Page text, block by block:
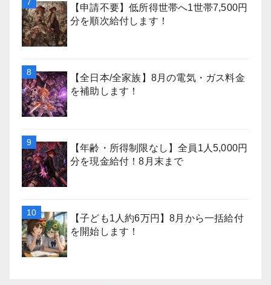
【申請不要】低所得世帯へ1世帯7,500円
分を順次給付します！
【全日本/全家族】8月の電気・ガス料金
を補助します！
【年齢・所得制限なし】全員1人5,000円
分を現金給付！8月末まで
【子ども1人約6万円】8月から一括給付
を開始します！